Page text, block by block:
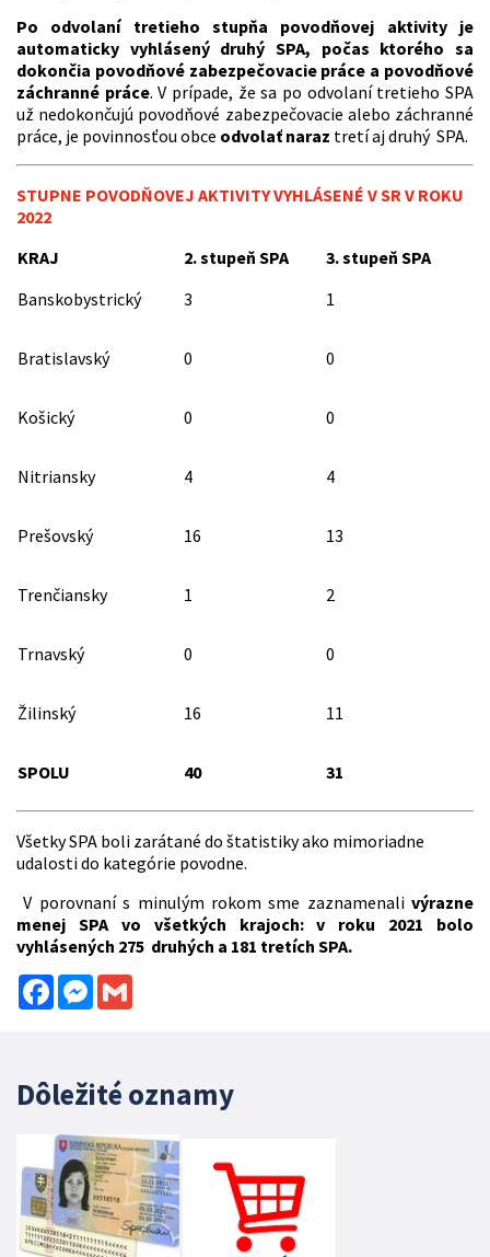
Po odvolaní tretieho stupňa povodňovej aktivity je
automaticky vyhlásený druhý SPA, počas ktorého sa
dokončia povodňové zabezpečovacie práce a povodňové
záchranné práce. V prípade, že sa po odvolaní tretieho SPA
už nedokončujú povodňové zabezpečovacie alebo záchranné
práce, je povinnosťou obce odvolať naraz tretí aj druhý SPA.
STUPNE POVODŇOVEJ AKTIVITY VYHLÁSENÉ V SR V ROKU
2022
KRAJ
2. stupeň SPA
3. stupeň SPA
Banskobystrický
3 1
Bratislavský 0 0
Košický 0 0
Nitriansky 4 4
Prešovský 16 13
Trenčiansky 1 2
Trnavský 0 0
Žilinský 16 11
SPOLU 40 31
Všetky SPA boli zarátané do štatistiky ako mimoriadne
udalosti do kategórie povodne.
V porovnaní s minulým rokom sme zaznamenalivýrazne
menej SPA vo všetkých krajoch: v roku 2021 bolo
vyhlásených 275 druhých a 181 tretích SPA.
FacebookMessenger
Dôležité oznamy